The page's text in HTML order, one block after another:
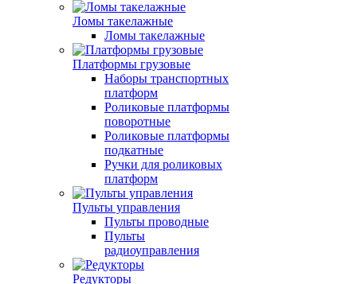
Ломы такелажные
Ломы такелажные
Платформы грузовые
Наборы транспортных
платформ
Роликовые платформы
поворотные
Роликовые платформы
подкатные
Ручки для роликовых
платформ
Пульты управления
Пульты проводные
Пульты
радиоуправления
Редукторы